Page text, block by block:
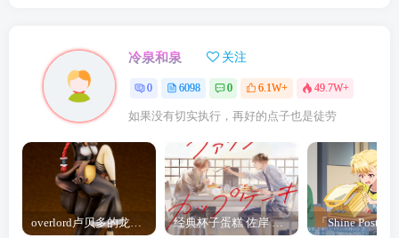
冷泉和泉 关注
0 6098 0 6.1W+ 49.7W+
如果没有切实执行，再好的点子也是徒劳
overlord卢贝多的龙王谁厉害 「Overlord」露普斯蕾琪娜·贝塔手办开订 经典杯子蛋糕 佐岸 漫画「经典杯子蛋糕」宣布真人日剧化